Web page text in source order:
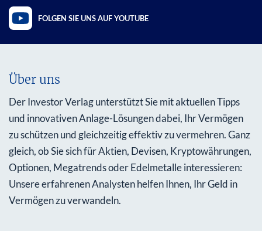
FOLGEN SIE UNS AUF YOUTUBE
Über uns
Der Investor Verlag unterstützt Sie mit aktuellen Tipps
und innovativen Anlage-Lösungen dabei, Ihr Vermögen
zu schützen und gleichzeitig effektiv zu vermehren. Ganz
gleich, ob Sie sich für Aktien, Devisen, Kryptowährungen,
Optionen, Megatrends oder Edelmetalle interessieren:
Unsere erfahrenen Analysten helfen Ihnen, Ihr Geld in
Vermögen zu verwandeln.